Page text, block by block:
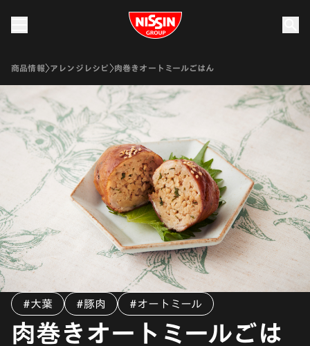
Nissin Group
商品情報 アレンジレシピ 肉巻きオートミールごはん
#大葉 #豚肉 #オートミール
肉巻きオートミールごは